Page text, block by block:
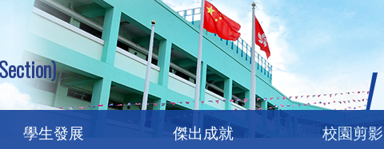
學生發展 傑出成就 校園剪影